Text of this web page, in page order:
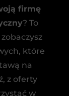
firmę
? To
które
na
z oferty
w